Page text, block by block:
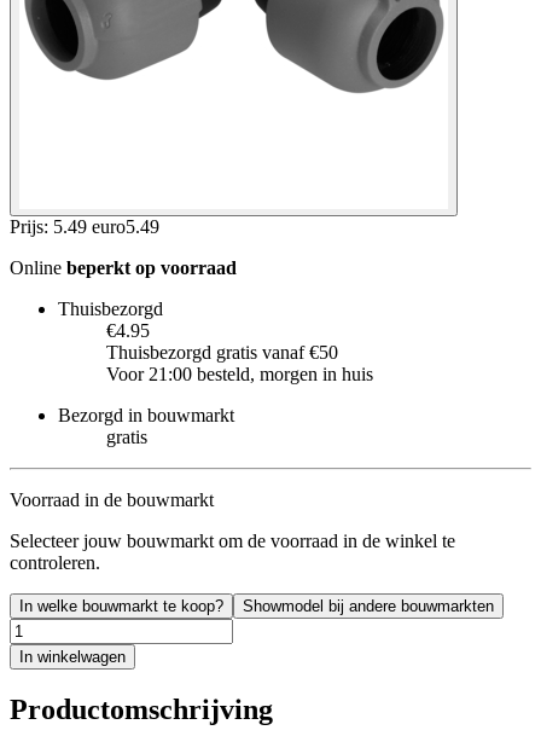
Prijs: 5.49 euro5.49
Online beperkt op voorraad
Thuisbezorgd
€4.95
Thuisbezorgd gratis vanaf €50
Voor 21:00 besteld, morgen in huis
Bezorgd in bouwmarkt
gratis
Voorraad in de bouwmarkt
Selecteer jouw bouwmarkt om de voorraad in de winkel te
controleren.
In welke bouwmarkt te koop? Showmodel bij andere bouwmarkten
In winkelwagen
Productomschrijving